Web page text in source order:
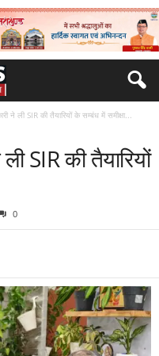
ने ली SIR की तैयारियों के सम्बंध में समीक्षा...
SIR की तैयारियों
0